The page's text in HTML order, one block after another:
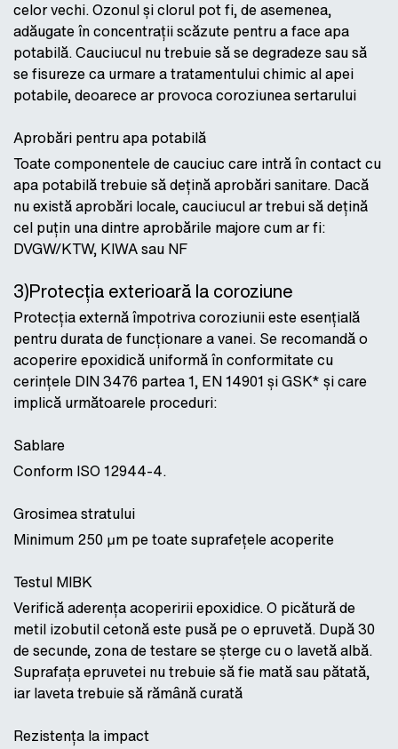
celor vechi. Ozonul și clorul pot fi, de asemenea,
adăugate în concentrații scăzute pentru a face apa
potabilă. Cauciucul nu trebuie să se degradeze sau să
se fisureze ca urmare a tratamentului chimic al apei
potabile, deoarece ar provoca coroziunea sertarului
Aprobări pentru apa potabilă
Toate componentele de cauciuc care intră în contact cu
apa potabilă trebuie să dețină aprobări sanitare. Dacă
nu există aprobări locale, cauciucul ar trebui să dețină
cel puțin una dintre aprobările majore cum ar fi:
DVGW/KTW, KIWA sau NF
3)Protecția exterioară la coroziune
Protecția externă împotriva coroziunii este esențială
pentru durata de funcționare a vanei. Se recomandă o
acoperire epoxidică uniformă în conformitate cu
cerințele DIN 3476 partea 1, EN 14901 și GSK* și care
implică următoarele proceduri:
Sablare
Conform ISO 12944-4.
Grosimea stratului
Minimum 250 μm pe toate suprafețele acoperite
Testul MIBK
Verifică aderența acoperirii epoxidice. O picătură de
metil izobutil cetonă este pusă pe o epruvetă. După 30
de secunde, zona de testare se șterge cu o lavetă albă.
Suprafața epruvetei nu trebuie să fie mată sau pătată,
iar laveta trebuie să rămână curată
Rezistența la impact